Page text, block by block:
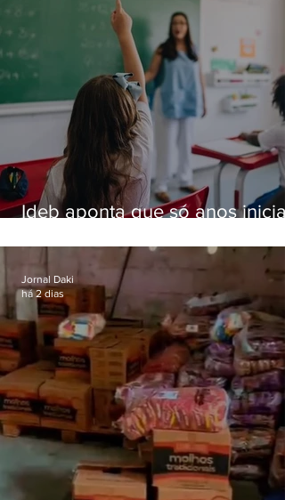
Ideb aponta que só anos
educação
Jornal Daki
há 2 dias